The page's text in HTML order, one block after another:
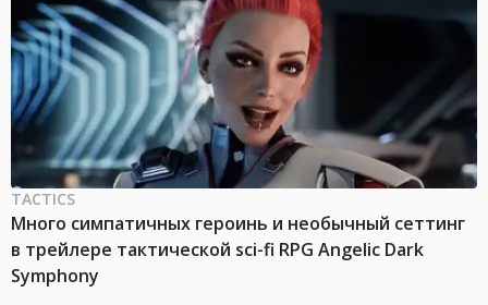
TACTICS
Много симпатичных героинь и необычный сеттинг
в трейлере тактической sci-fi RPG Angelic Dark
Symphony